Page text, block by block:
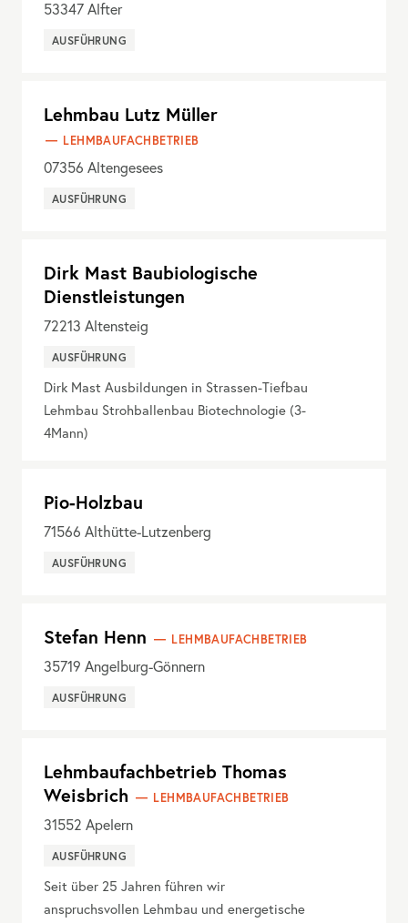
53347Alfter
AUSFÜHRUNG
Lehmbau Lutz Müller
LEHMBAUFACHBETRIEB
07356 Altengesees
AUSFÜHRUNG
Dirk Mast Baubiologische
Dienstleistungen
72213 Altensteig
AUSFÜHRUNG
Dirk Mast Ausbildungen in Strassen-Tiefbau
Lehmbau Strohballenbau Biotechnologie (3-
4Mann)
Pio-Holzbau
71566 Althütte-Lutzenberg
AUSFÜHRUNG
Stefan Henn LEHMBAUFACHBETRIEB
35719 Angelburg-Gönnern
AUSFÜHRUNG
Lehmbaufachbetrieb Thomas
Weisbrich
LEHMBAUFACHBETRIEB
31552 Apelern
AUSFÜHRUNG
Seit über 25 Jahren führen wir
anspruchsvollen Lehmbau und energetische